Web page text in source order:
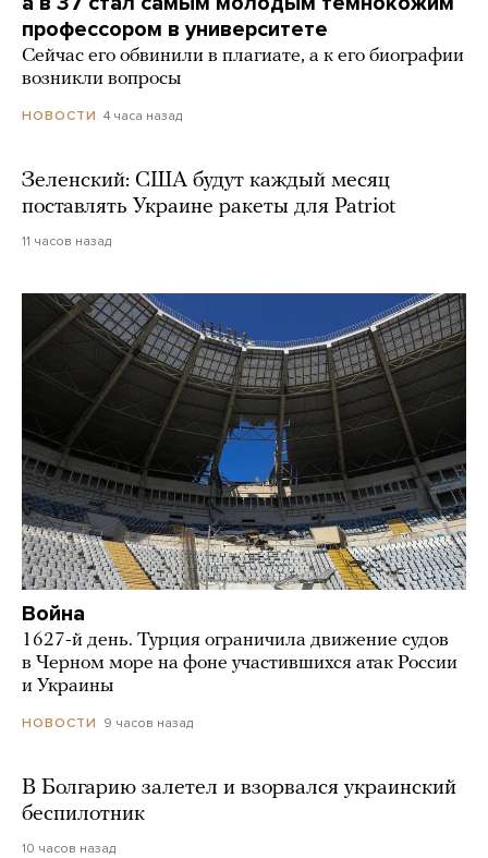
профессором в университете
Сейчас его обвинили в плагиате, а к его биографии
возникли вопросы
НОВОСТИ 4 часа назад
Зеленский: США будут каждый месяц
поставлять Украине ракеты для Patriot
11 часов назад
Война
1627-й день. Турция ограничила движение судов
в Черном море на фоне участившихся атак России
и Украины
НОВОСТИ 9 часов назад
В Болгарию залетел и взорвался украинский
беспилотник
10 часов назад